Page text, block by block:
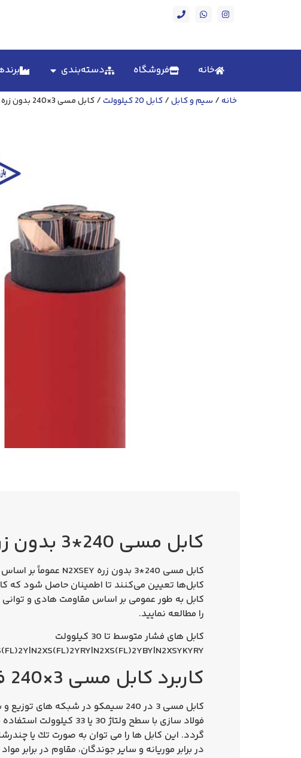
خانه فروشگاه دسته‌بندی
خانه/ سیم و کابل/کابل 20 کیلوولت / کابل مسی 3×240 بدون زره 20 کیلو ولت سیمکو N2XSEY
کابل مسی 240*3 بدون زره 20kv کراسلینک سیمکو N2XSEY
کابل به طور عمومی بر اساس مقاومت هادی و توانی
را مطالعه نمایید.
كابل های فشار متوسط تا 30 کیلوولت
كاربرد کابل مسی 3×240 فشار متوسط
کابل مسی 3 در 240 سیمکو
در شبکه های توزیع و
گردد. این كابل ها را می توان به صورت تك یا
در برابر موریانه و سایر جوندگان، مقاوم در برابر